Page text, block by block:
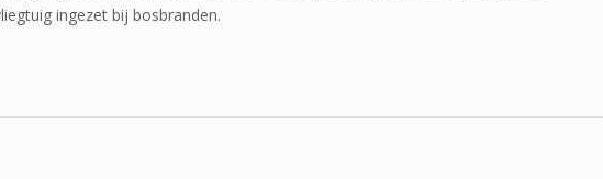
ingezet bij bosbranden.